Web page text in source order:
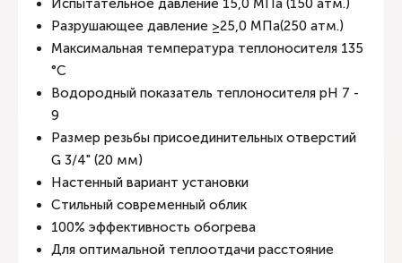
Испытательное давление 15,0 МПа (150 атм.)
Разрушающее давление ≥25,0 МПа(250 атм.)
Максимальная температура теплоносителя 135
°C
Водородный показатель теплоносителя рН 7 -
9
Размер резьбы присоединительных отверстий
G 3/4" (20 мм)
Настенный вариант установки
Стильный современный облик
100% эффективность обогрева
Для оптимальной теплоотдачи расстояние